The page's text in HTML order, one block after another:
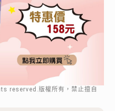
reserved.版權所有，禁止擅自